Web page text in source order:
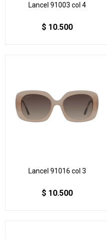
Lancel 91003 col 4
$ 10.500
Lancel 91016 col 3
$ 10.500